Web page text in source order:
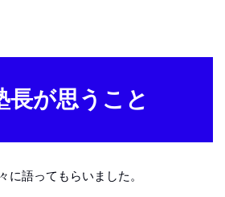
長が思うこと
に語ってもらいました。